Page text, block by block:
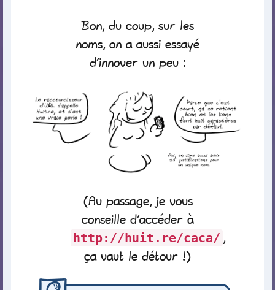
Bon, du coup, sur les
noms, on a aussi essayé
d’innover un peu :
(Au passage, je vous
conseille d’accéder à
http://huit.re/caca/ ,
ça vaut le détour !)